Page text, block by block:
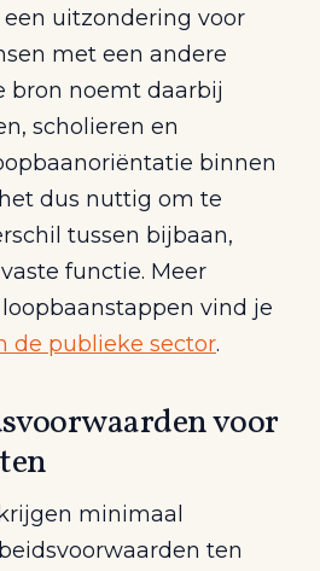
uitzondering voor
met een andere
bron noemt daarbij
scholieren en
binnen
dus nuttig om te
tussen bijbaan,
functie. Meer
vind je
de publieke sector.
voor
minimaal
ten